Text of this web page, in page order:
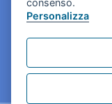
Personalizza